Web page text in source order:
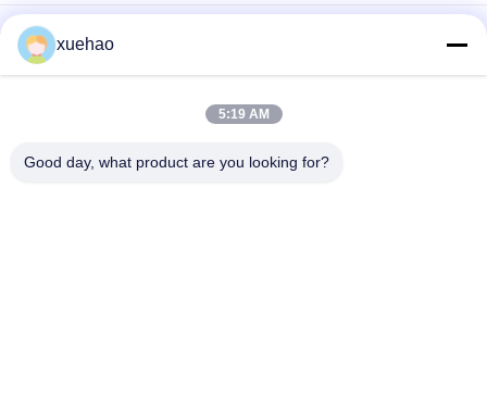
무거운 철강 도장 ASME 해양 셰프트 도장,선수 셰프트, 꼬리 셰프
트, 스티어 스톡
xuehao
5:19 AM
Good day, what product are you looking for?